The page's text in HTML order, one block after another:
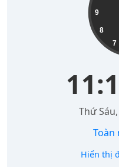
7
8
9
Thứ
Toàn
Hiển thị